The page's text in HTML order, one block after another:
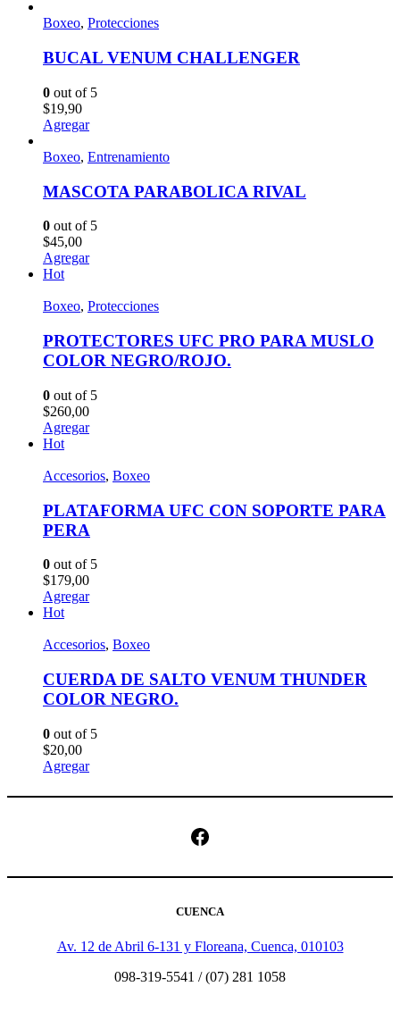
Boxeo, Protecciones
BUCAL VENUM CHALLENGER
0 out of 5
$19,90
Agregar
Boxeo, Entrenamiento
MASCOTA PARABOLICA RIVAL
0 out of 5
$45,00
Agregar
Hot
Boxeo, Protecciones
PROTECTORES UFC PRO PARA MUSLO
COLOR NEGRO/ROJO.
0 out of 5
$260,00
Agregar
Hot
Accesorios, Boxeo
PLATAFORMA UFC CON SOPORTE PARA
PERA
0 out of 5
$179,00
Agregar
Hot
Accesorios, Boxeo
CUERDA DE SALTO VENUM THUNDER
COLOR NEGRO.
0 out of 5
$20,00
Agregar
Facebook
CUENCA
Av. 12 de Abril 6-131 y Floreana, Cuenca, 010103
098-319-5541 / (07) 281 1058